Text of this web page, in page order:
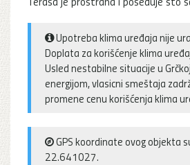
Upotreba klima uređaja nije
Doplata za korišćenje klima
Usled nestabilne situacije u
energijom, vlasicni smeštaja
promene cenu korišćenja klima
GPS koordinate ovog objekta
22.641027.